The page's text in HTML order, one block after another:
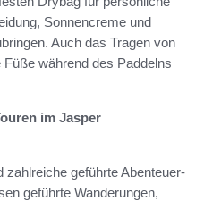
Sonnencreme und
Auch das Tragen von
während des Paddelns
im Jasper
geführte Abenteuer-
geführte Wanderungen,